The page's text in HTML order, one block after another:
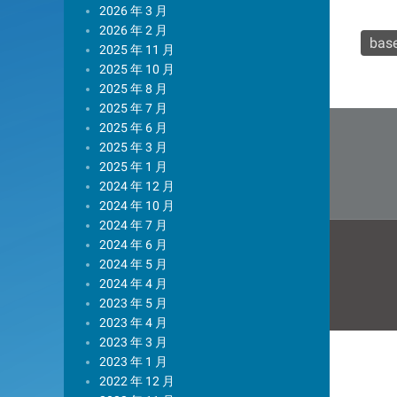
2026 年 3 月
2026 年 2 月
2025 年 11 月
2025 年 10 月
2025 年 8 月
2025 年 7 月
2025 年 6 月
2025 年 3 月
2025 年 1 月
2024 年 12 月
2024 年 10 月
2024 年 7 月
2024 年 6 月
2024 年 5 月
2024 年 4 月
2023 年 5 月
2023 年 4 月
2023 年 3 月
2023 年 1 月
2022 年 12 月
航